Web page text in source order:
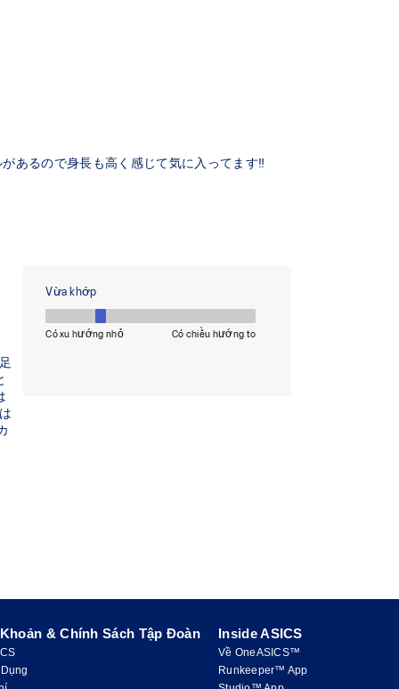
& Chính Sách Tập Đoàn Inside ASICS
Về OneASICS™
Runkeeper™ App